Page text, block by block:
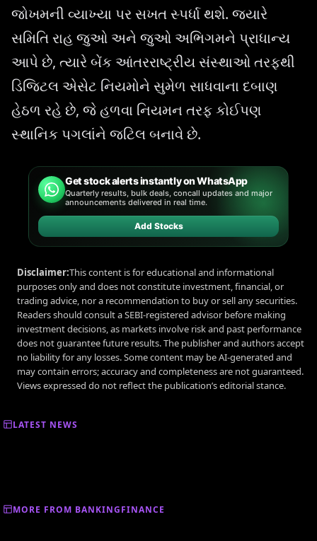
જોખમની વ્યાખ્યા પર સખત સ્પર્ધા થશે. જ્યારે
સમિતિ રાહ જુઓ અને જુઓ અભિગમને પ્રાધાન્ય
આપે છે, ત્યારે બેંક આંતરરાષ્ટ્રીય સંસ્થાઓ તરફથી
ડિજિટલ એસેટ નિયમોને સુમેળ સાધવાના દબાણ
હેઠળ રહે છે, જે હળવા નિયમન તરફ કોઈપણ
સ્થાનિક પગલાંને જટિલ બનાવે છે.
Get stock alerts instantly on WhatsApp
Quarterly results, bulk deals, concall updates and major
announcements delivered in real time.
Add Stocks
Disclaimer:This content is for educational and informational
purposes only and does not constitute investment, financial, or
trading advice, nor a recommendation to buy or sell any securities.
Readers should consult a SEBI-registered advisor before making
investment decisions, as markets involve risk and past performance
does not guarantee future results. The publisher and authors accept
no liability for any losses. Some content may be AI-generated and
may contain errors; accuracy and completeness are not guaranteed.
Views expressed do not reflect the publication’s editorial stance.
LATEST NEWS
MORE FROM BANKINGFINANCE